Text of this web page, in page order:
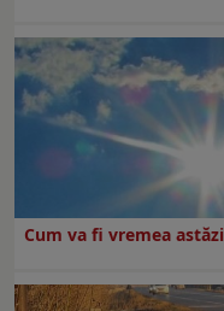
Cum va fi vremea astăzi